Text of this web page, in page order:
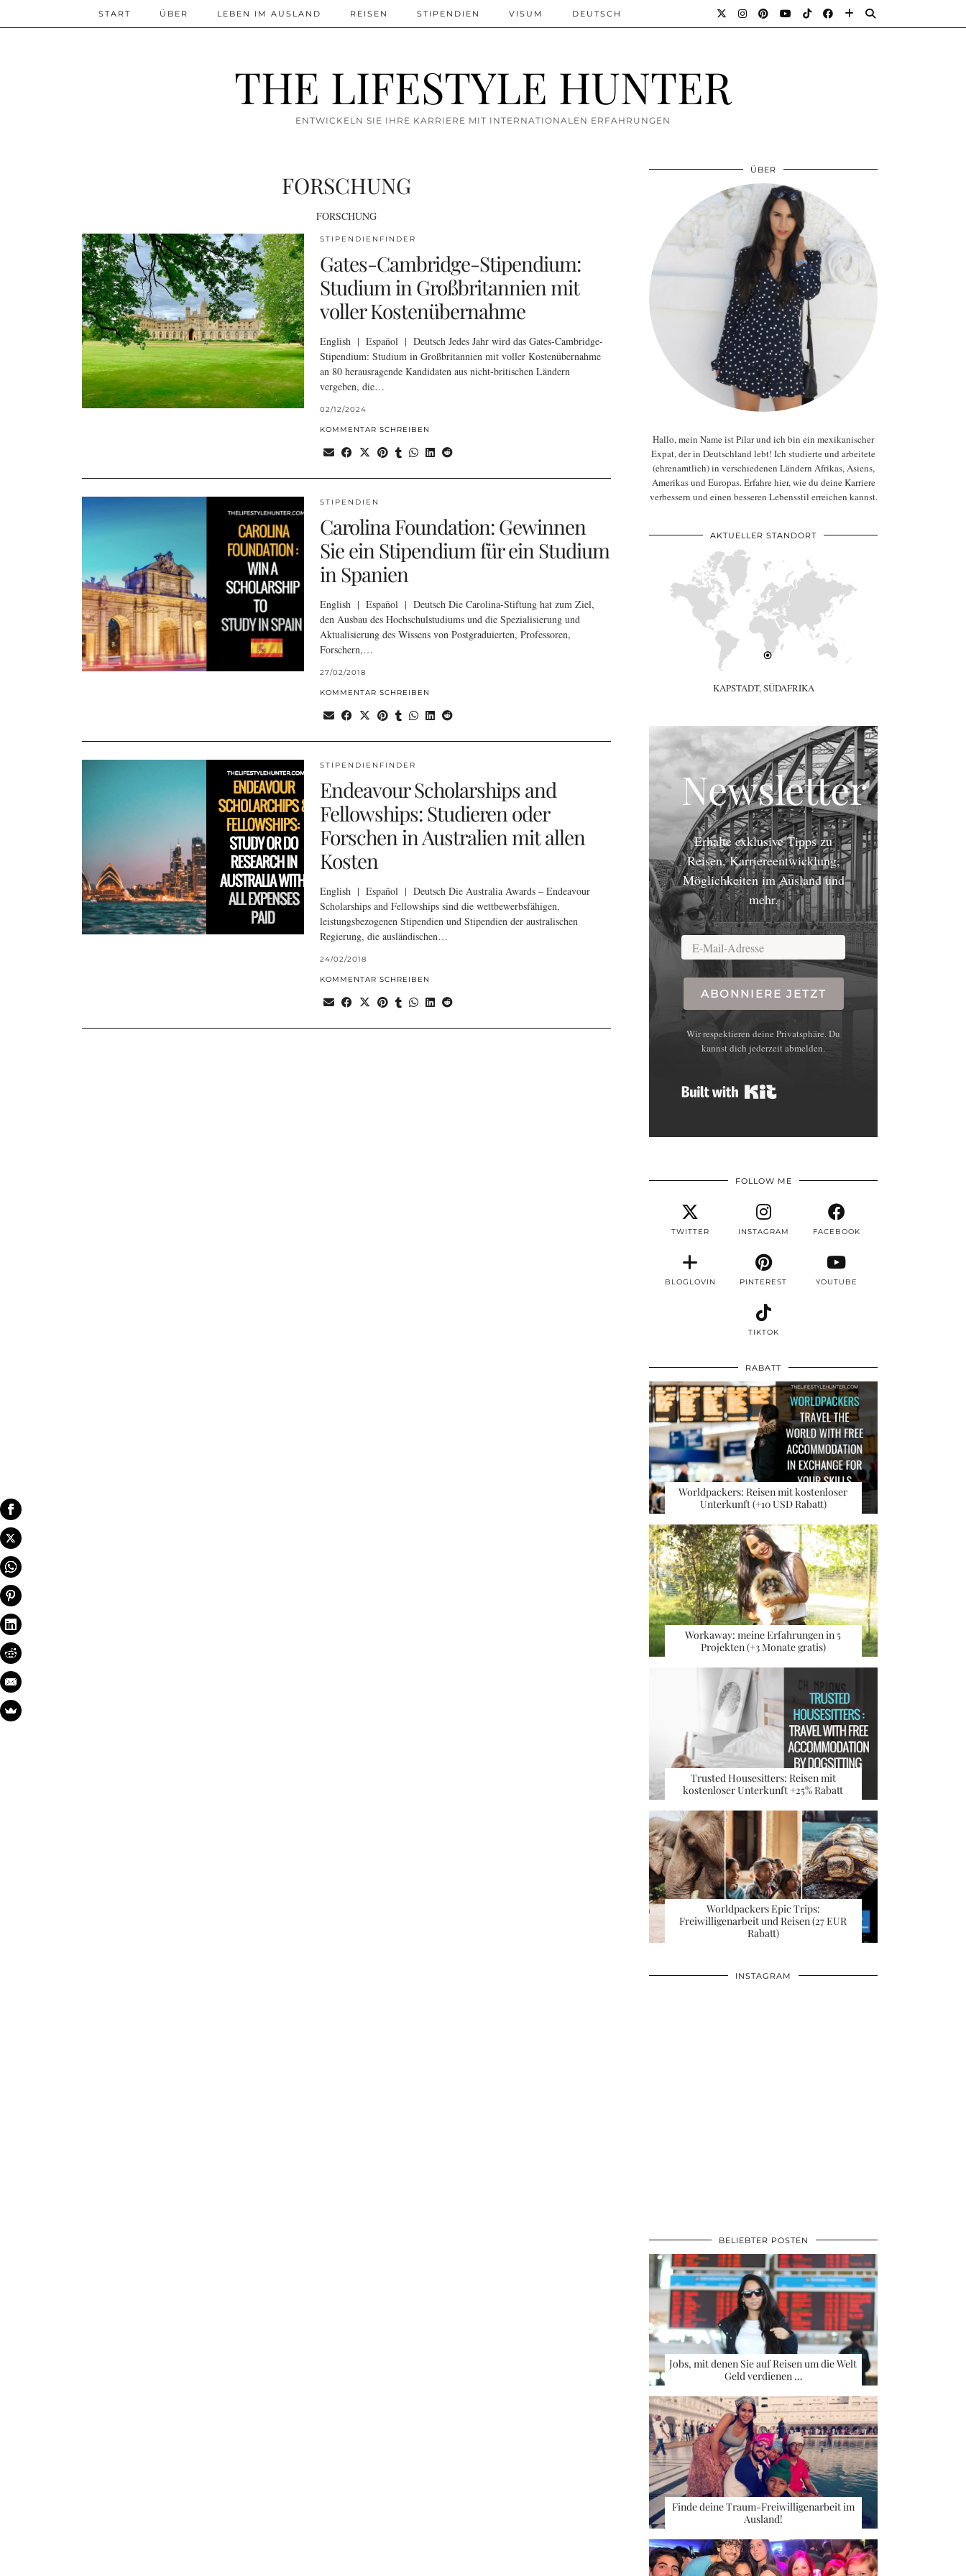
THE LIFESTYLE HUNTER
ENTWICKELN SIE IHRE KARRIERE MIT INTERNATIONALEN ERFAHRUNGEN
START ÜBER LEBEN IM AUSLAND REISEN STIPENDIEN VISUM DEUTSCH
FORSCHUNG
FORSCHUNG
STIPENDIENFINDER
Gates-Cambridge-Stipendium:
Studium in Großbritannien mit
voller Kostenübernahme
English | Español | Deutsch Jedes Jahr wird das Gates-Cambridge-
Stipendium: Studium in Großbritannien mit voller Kostenübernahme
an 80 herausragende Kandidaten aus nicht-britischen Ländern
vergeben, die…
02/12/2024
KOMMENTAR SCHREIBEN
STIPENDIEN
Carolina Foundation: Gewinnen
Sie ein Stipendium für ein Studium
in Spanien
English | Español | Deutsch Die Carolina-Stiftung hat zum Ziel,
den Ausbau des Hochschulstudiums und die Spezialisierung und
Aktualisierung des Wissens von Postgraduierten, Professoren,
Forschern,…
27/02/2018
KOMMENTAR SCHREIBEN
STIPENDIENFINDER
Endeavour Scholarships and
Fellowships: Studieren oder
Forschen in Australien mit allen
Kosten
English | Español | Deutsch Die Australia Awards – Endeavour
Scholarships and Fellowships sind die wettbewerbsfähigen,
leistungsbezogenen Stipendien und Stipendien der australischen
Regierung, die ausländischen…
24/02/2018
KOMMENTAR SCHREIBEN
ÜBER
Hallo, mein Name ist Pilar und ich bin ein mexikanischer
Expat, der in Deutschland lebt! Ich studierte und arbeitete
(ehrenamtlich) in verschiedenen Ländern Afrikas, Asiens,
Amerikas und Europas. Erfahre hier, wie du deine Karriere
verbessern und einen besseren Lebensstil erreichen kannst.
AKTUELLER STANDORT
KAPSTADT, SÜDAFRIKA
Newsletter
Erhalte exklusive Tipps zu
Reisen, Karriereentwicklung,
Möglichkeiten im Ausland und
mehr.
ABONNIERE JETZT
Wir respektieren deine Privatsphäre. Du
kannst dich jederzeit abmelden.
FOLLOW ME
TWITTER INSTAGRAM FACEBOOK
BLOGLOVIN PINTEREST YOUTUBE
TIKTOK
RABATT
Worldpackers: Reisen mit kostenloser
Unterkunft (+10 USD Rabatt)
Workaway: meine Erfahrungen in 5
Projekten (+3 Monate gratis)
Trusted Housesitters: Reisen mit
kostenloser Unterkunft +25% Rabatt
Worldpackers Epic Trips:
Freiwilligenarbeit und Reisen (27 EUR
Rabatt)
INSTAGRAM
BELIEBTER POSTEN
Jobs, mit denen Sie auf Reisen um die Welt
Geld verdienen …
Finde deine Traum-Freiwilligenarbeit im
Ausland!